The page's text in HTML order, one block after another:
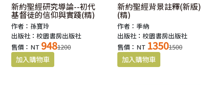
新約聖經研究導論--初代
基督徒的信仰與實踐(精)
作者：孫寶玲
出版社：校園書房出版社
售價：NT 9481200
新約聖經背景註釋(新版)
(精)
作者：季納
出版社：校園書房出版社
售價：NT 13501500